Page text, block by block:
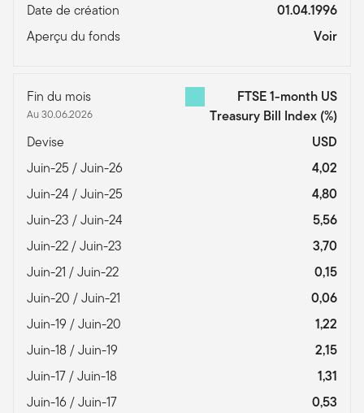
Date de création
01.04.1996
Aperçu du fonds
Voir
Fin du mois
Au 30.06.2026
FTSE 1-month US
Treasury Bill Index (%)
Devise
USD
Juin-25 / Juin-26
4,02
Juin-24 / Juin-25
4,80
Juin-23 / Juin-24
5,56
Juin-22 / Juin-23
3,70
Juin-21 / Juin-22
0,15
Juin-20 / Juin-21
0,06
Juin-19 / Juin-20
1,22
Juin-18 / Juin-19
2,15
Juin-17 / Juin-18
1,31
Juin-16 / Juin-17
0,53